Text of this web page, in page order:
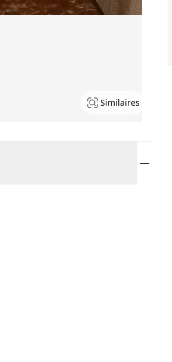
Similaires